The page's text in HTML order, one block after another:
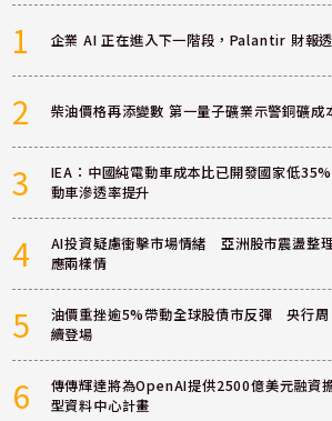
1 企業 AI 正在進入下一階段，Palantir 財報
2 柴油價格再添變數 第一量子礦業示警銅礦成
3
IEA：中國純電動車成本比已開發國家低
動車滲透率提升
4
AI投資疑慮衝擊市場情緒 亞洲股市震盪整
應兩樣情
5
油價重挫逾5%帶動全球股債市反彈 央行周
續登場
6
傳傳輝達將為OpenAI提供2500億美元融
型資料中心計畫